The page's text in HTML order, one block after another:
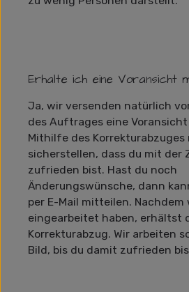
Erhalte ich eine Voransicht
Ja, wir versenden natürlich
des Auftrages eine Voransicht
Mithilfe des
sicherstellen, dass du mit der
zufrieden bist. Hast du noch
Änderungswünsche, dann
per E-Mail mitteilen. Nachdem
eingearbeitet haben, erhältst
Korrekturabzug. Wir arbeiten
Bild, bis du damit zufrieden